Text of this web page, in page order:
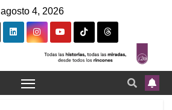
agosto 4, 2026